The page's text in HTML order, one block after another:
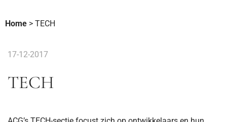
Home > TECH
17-12-2017
TECH